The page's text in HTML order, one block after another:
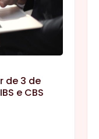
de 3 de
e CBS